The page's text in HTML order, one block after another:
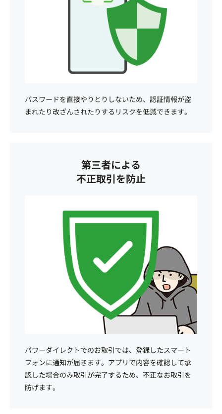
パスワードを直接やりとりしないため、認証情報が盗
まれたり改ざんされたりするリスクを低減できます。
第三者による
不正取引を防止
パワーダイレクトでのお取引では、登録したスマート
フォンに通知が届きます。アプリで内容を確認して承
認した場合のみ取引が完了するため、不正なお取引を
防げます。